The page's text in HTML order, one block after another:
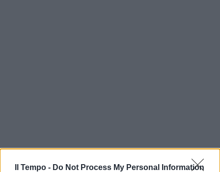
Il Tempo - Do Not Process My Personal Information